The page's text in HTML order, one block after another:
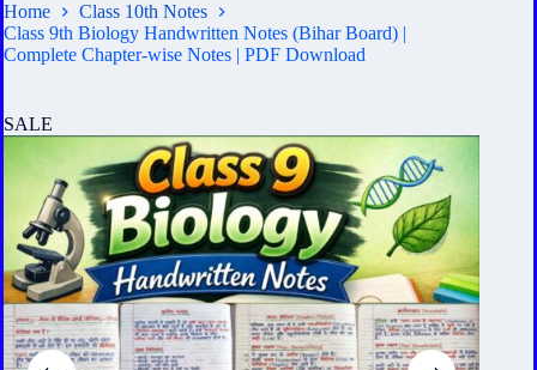
Home
Class 10th Notes
Class 9th Biology Handwritten Notes (Bihar Board) |
Complete Chapter-wise Notes | PDF Download
SALE